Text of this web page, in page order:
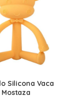
Silicona Vaca
Mostaza